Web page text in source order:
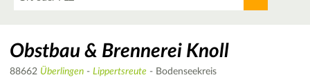
Obstbau & Brennerei Knoll
88662 Überlingen - Lippertsreute - Bodenseekreis